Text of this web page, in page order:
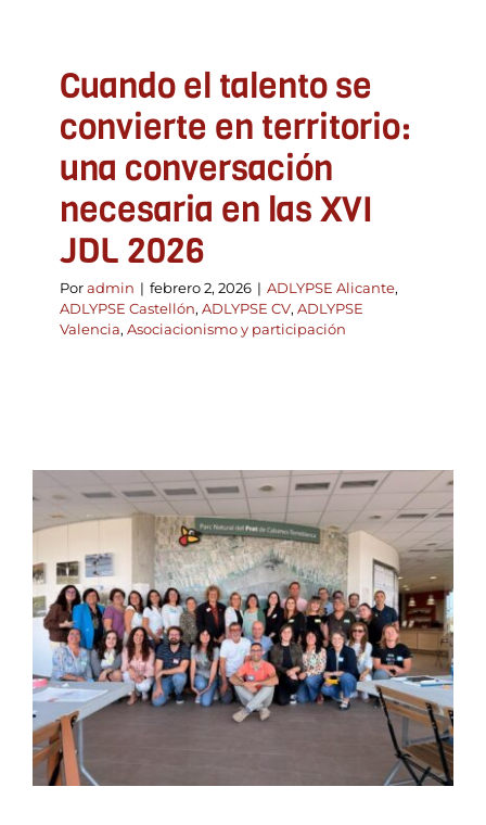
Cuando el talento se
convierte en territorio:
una conversación
necesaria en las XVI
JDL 2026
Poradmin | febrero 2, 2026 | ADLYPSE Alicante,
ADLYPSE Castellón, ADLYPSE CV, ADLYPSE
Valencia, Asociacionismo y participación
Torreblanca escribe su
propio guion: la XI
Jornada de ADLYPSE
convierte cuatro
conversaciones en una
agenda compartida
ADLYPSE Alicante ADLYPSE Castellón ADLYPSE